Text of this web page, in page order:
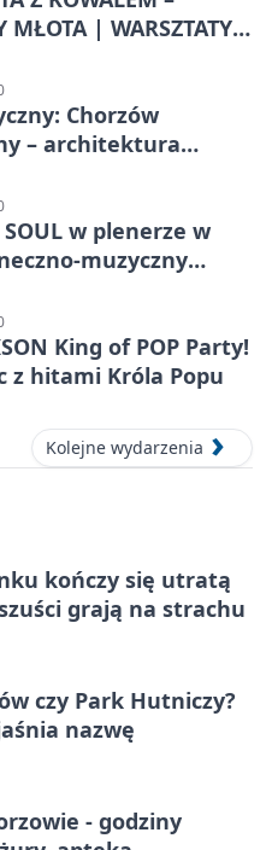
MŁOTA | WARSZTATY
Chorzów
– architektura
w plenerze w
muzyczny
King of POP Party!
z hitami Króla Popu
Kolejne wydarzenia
kończy się utratą
grają na strachu
czy Park Hutniczy?
nazwę
- godziny